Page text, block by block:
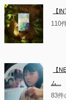
【
110
【
ム...
83件